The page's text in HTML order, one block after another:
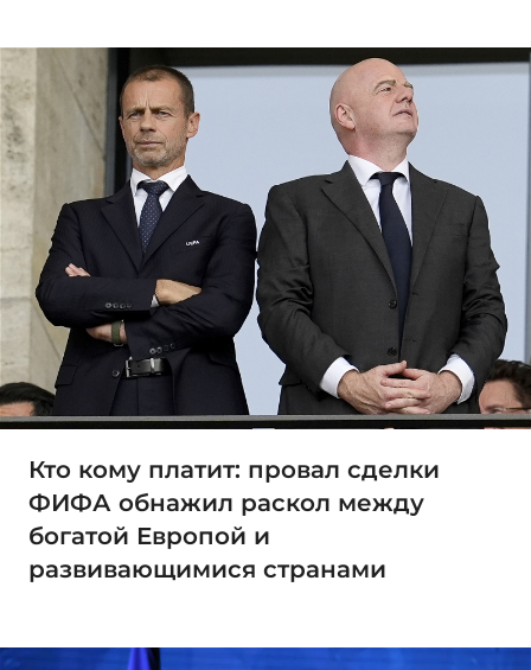
Кто кому платит: провал сделки
ФИФА обнажил раскол между
богатой Европой и
развивающимися странами